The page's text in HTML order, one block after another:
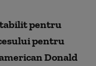
pentru
pentru
Donald